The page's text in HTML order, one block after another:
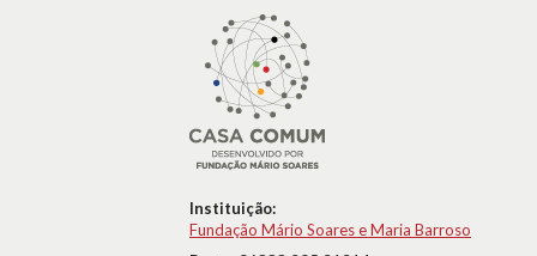
Instituição:
Fundação Mário Soares e Maria Barroso